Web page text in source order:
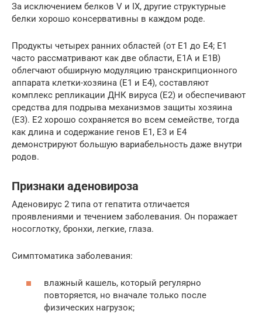
За исключением белков V и IX, другие структурные
белки хорошо консервативны в каждом роде.
Продукты четырех ранних областей (от E1 до E4; E1
часто рассматривают как две области, E1A и E1B)
облегчают обширную модуляцию транскрипционного
аппарата клетки-хозяина (E1 и E4), составляют
комплекс репликации ДНК вируса (E2) и обеспечивают
средства для подрыва механизмов защиты хозяина
(E3). E2 хорошо сохраняется во всем семействе, тогда
как длина и содержание генов E1, E3 и E4
демонстрируют большую вариабельность даже внутри
родов.
Признаки аденовироза
Аденовирус 2 типа от гепатита отличается
проявлениями и течением заболевания. Он поражает
носоглотку, бронхи, легкие, глаза.
Симптоматика заболевания:
влажный кашель, который регулярно
повторяется, но вначале только после
физических нагрузок;